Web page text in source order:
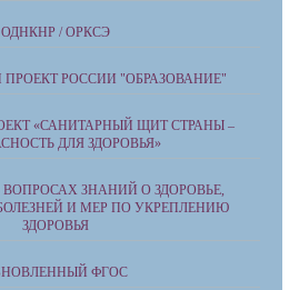
ОДНКНР / ОРКСЭ
РОССИИ "ОБРАЗОВАНИЕ"
«САНИТАРНЫЙ ЩИТ СТРАНЫ –
ДЛЯ ЗДОРОВЬЯ»
ЗНАНИЙ О ЗДОРОВЬЕ,
И МЕР ПО УКРЕПЛЕНИЮ
ЗДОРОВЬЯ
ФГОС